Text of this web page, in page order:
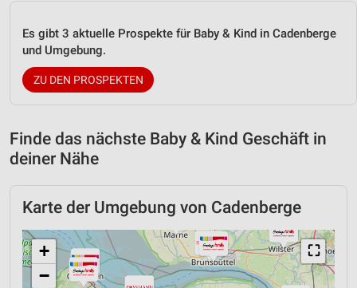
Es gibt 3 aktuelle Prospekte für Baby & Kind in Cadenberge
und Umgebung.
ZU DEN PROSPEKTEN
Finde das nächste Baby & Kind Geschäft in
deiner Nähe
Karte der Umgebung von Cadenberge
⛶
+
−